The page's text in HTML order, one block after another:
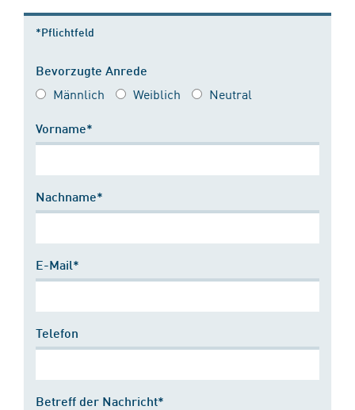
*Pflichtfeld
Bevorzugte Anrede
Männlich Weiblich Neutral
Vorname*
Nachname*
E-Mail*
Telefon
Betreff der Nachricht*